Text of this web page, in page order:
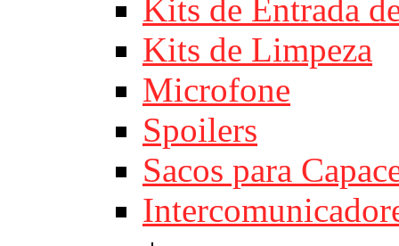
Kits de Entrada
Kits de Limpeza
Microfone
Spoilers
Sacos para